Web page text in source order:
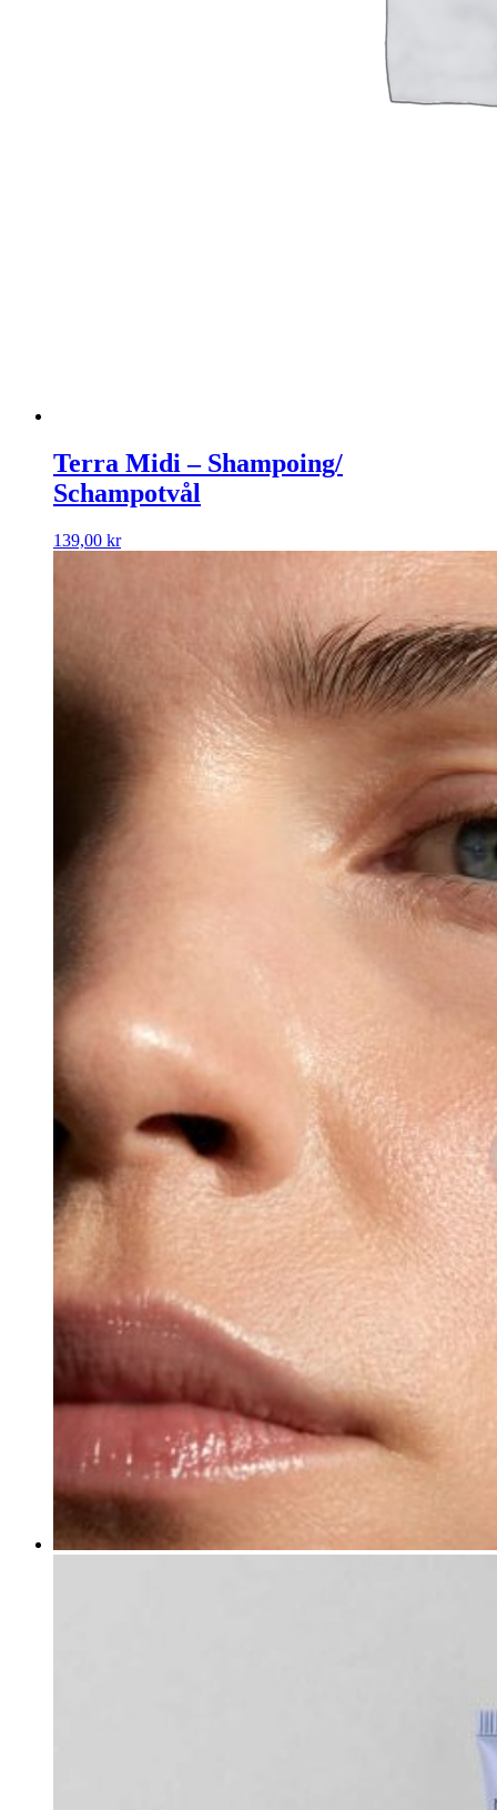
Terra Midi – Shampoing/
Schampotvål
139,00 kr